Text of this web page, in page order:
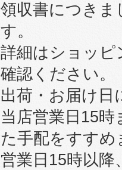
領収書につきま
す。
詳細はショッ
確認ください。
出荷・お届け日
当店営業日15
た手配をすすめ
営業日15時以